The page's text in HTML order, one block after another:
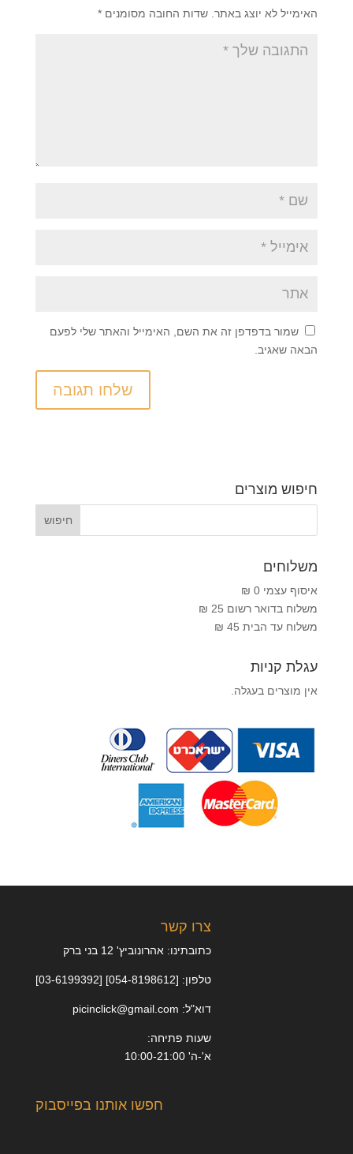
האימייל לא יוצג באתר. שדות החובה מסומנים *
שמור בדפדפן זה את השם, האימייל והאתר שלי לפעם
הבאה שאגיב.
חיפוש מוצרים
משלוחים
איסוף עצמי 0 ₪
משלוח בדואר רשום 25 ₪
משלוח עד הבית 45 ₪
עגלת קניות
אין מוצרים בעגלה.
צרו קשר
כתובתינו: אהרונוביץ' 12 בני ברק
טלפון: [054-8198612] [03-6199392]
דוא"ל: picinclick@gmail.com
שעות פתיחה:
א'-ה' 10:00-21:00
חפשו אותנו בפייסבוק